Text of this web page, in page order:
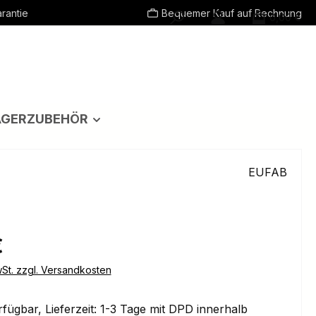
Bequemer Kauf auf Rechnung
0,00 €
EUFAB
zzgl. Versandkosten
Lieferzeit: 1-3 Tage mit DPD innerhalb